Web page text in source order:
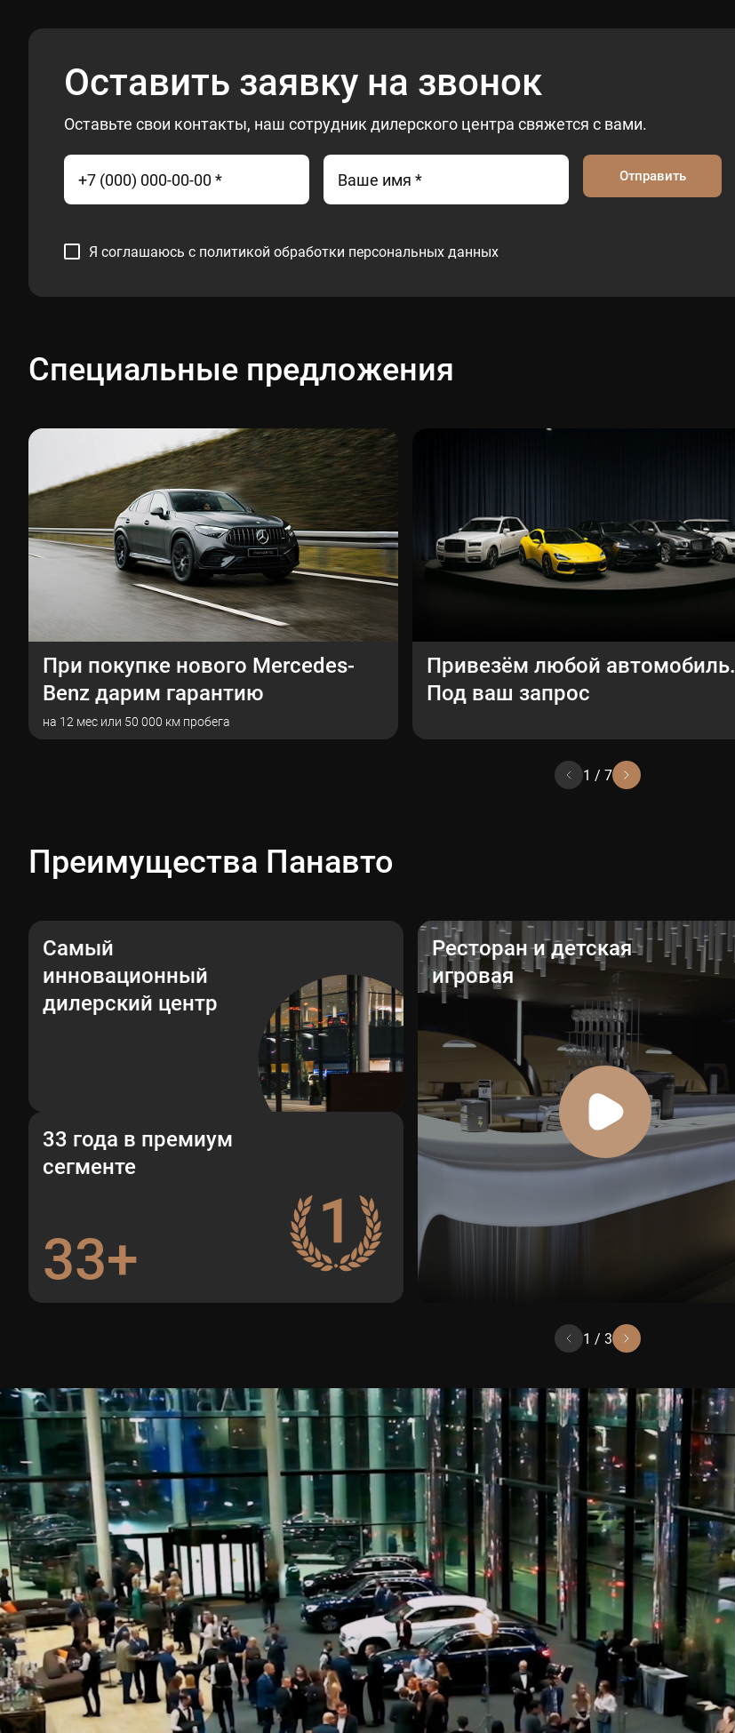
Оставить заявку на звонок
Оставьте свои контакты, наш сотрудник дилерского центра свяжется с вами.
Я соглашаюсь с политикой обработки персональных данных
Отправить
Специальные предложения
При покупке нового Mercedes-
Benz дарим гарантию
на 12 мес или 50 000 км пробега
Привезём любой автомобиль.
Под ваш запрос
1 / 7
Преимущества Панавто
Самый
инновационный
дилерский центр
33 года в премиум
сегменте
33+
Ресторан и детская
игровая
1 / 3